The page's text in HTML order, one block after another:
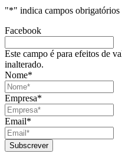
"*" indica campos obrigatórios
Facebook
Este campo é para efeitos de
inalterado.
Nome*
Empresa*
Email*